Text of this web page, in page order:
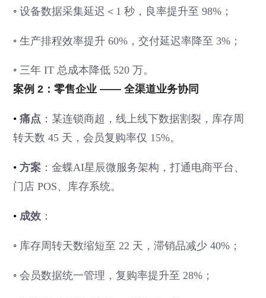
◦设备数据采集延迟＜1 秒，良率提升至 98%；
◦生产排程效率提升 60%，交付延迟率降至 3%；
◦三年 IT 总成本降低 520 万。
案例 2：零售企业 —— 全渠道业务协同
•痛点 ：某连锁商超，线上线下数据割裂，库存周
转天数 45 天，会员复购率仅 15%。
•方案 ：金蝶AI星辰微服务架构，打通电商平台、
门店 POS、库存系统。
• 成效 ：
◦ 库存周转天数缩短至 22 天，滞销品减少 40%；
◦会员数据统一管理，复购率提升至 28%；